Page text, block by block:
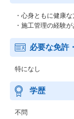
・心身ともに健康な
・施工管理の経験
必要な免許
特になし
学歴
不問